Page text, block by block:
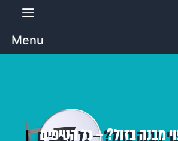
Menu
מבנה בזול? – כל הטיפים